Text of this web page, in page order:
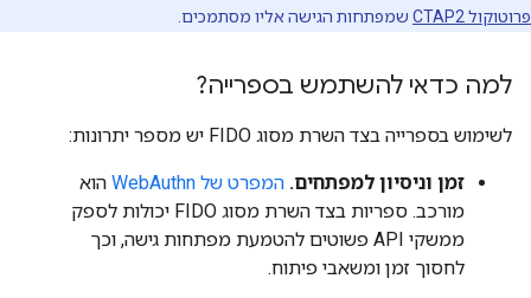
פרוטוקול CTAP2 שמפתחות הגישה אליו מסתמכים.
למה כדאי להשתמש בספרייה?
לשימוש בספרייה בצד השרת מסוג FIDO יש מספר יתרונות:
זמן וניסיון למפתחים. המפרט של WebAuthn
הוא
מורכב. ספריות בצד השרת מסוג FIDO יכולות לספק
ממשקי API פשוטים להטמעת מפתחות גישה, וכך
לחסוך זמן ומשאבי פיתוח.